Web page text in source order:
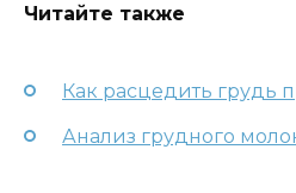
Читайте также
Как расцедить грудь
Анализ грудного